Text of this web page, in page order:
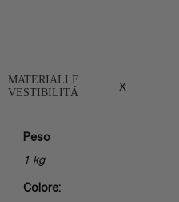
MATERIALI E
VESTIBILITÁ
x
Peso
1 kg
Colore: